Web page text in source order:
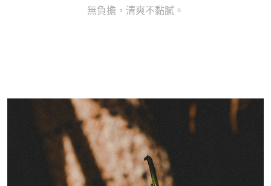
無負擔，清爽不黏膩。